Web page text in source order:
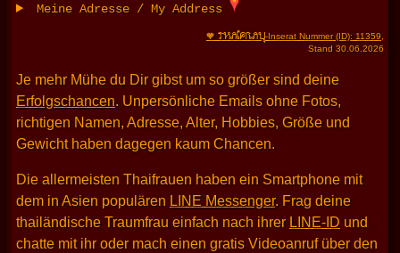
Meine Adresse / My Address
🧡 THAIFRAU-Inserat Nummer (ID): 11359,
Stand 30.06.2026
Je mehr Mühe du Dir gibst um so größer sind deine
Erfolgschancen. Unpersönliche Emails ohne Fotos,
richtigen Namen, Adresse, Alter, Hobbies, Größe und
Gewicht haben dagegen kaum Chancen.
Die allermeisten Thaifrauen haben ein Smartphone mit
dem in Asien populären LINE Messenger. Frag deine
thailändische Traumfrau einfach nach ihrer LINE-ID und
chatte mit ihr oder mach einen gratis Videoanruf über den